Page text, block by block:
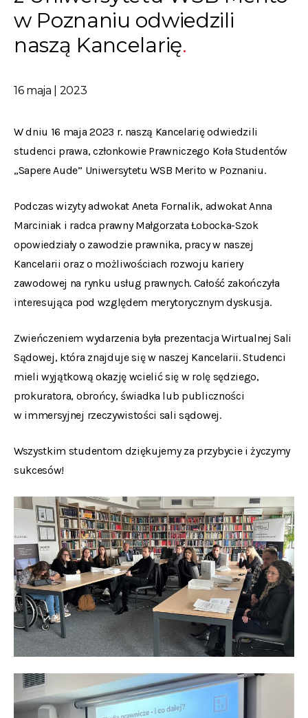
w Poznaniu odwiedzili
naszą Kancelarię
16 maja | 2023
W dniu 16 maja 2023 r. naszą Kancelarię odwiedzili
studenci prawa, członkowie Prawniczego Koła Studentów
„Sapere Aude” Uniwersytetu WSB Merito w Poznaniu.
Podczas wizyty adwokat Aneta Fornalik, adwokat Anna
Marciniak i radca prawny Małgorzata Łobocka-Szok
opowiedziały o zawodzie prawnika, pracy w naszej
Kancelarii oraz o możliwościach rozwoju kariery
zawodowej na rynku usług prawnych. Całość zakończyła
interesująca pod względem merytorycznym dyskusja.
Zwieńczeniem wydarzenia była prezentacja Wirtualnej Sali
Sądowej, która znajduje się w naszej Kancelarii. Studenci
mieli wyjątkową okazję wcielić się w rolę sędziego,
prokuratora, obrońcy, świadka lub publiczności
w immersyjnej rzeczywistości sali sądowej.
Wszystkim studentom dziękujemy za przybycie i życzymy
sukcesów!